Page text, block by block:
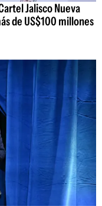
Jalisco Nueva
de US$100 millones